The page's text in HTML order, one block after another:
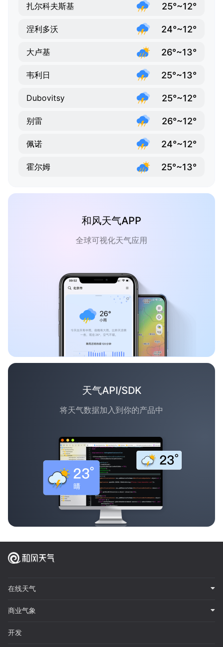
扎尔科夫斯基 25°~12°
涅利多沃 24°~12°
大卢基 26°~13°
韦利日 25°~13°
Dubovitsy 25°~12°
别雷 26°~12°
佩诺 24°~12°
霍尔姆 25°~13°
和风天气APP
全球可视化天气应用
天气API/SDK
将天气数据加入到你的产品中
在线天气
商业气象
开发